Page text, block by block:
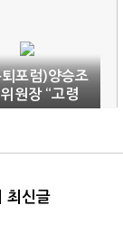
포럼)양승조
원장 “고령
비한 준비 절
최신글